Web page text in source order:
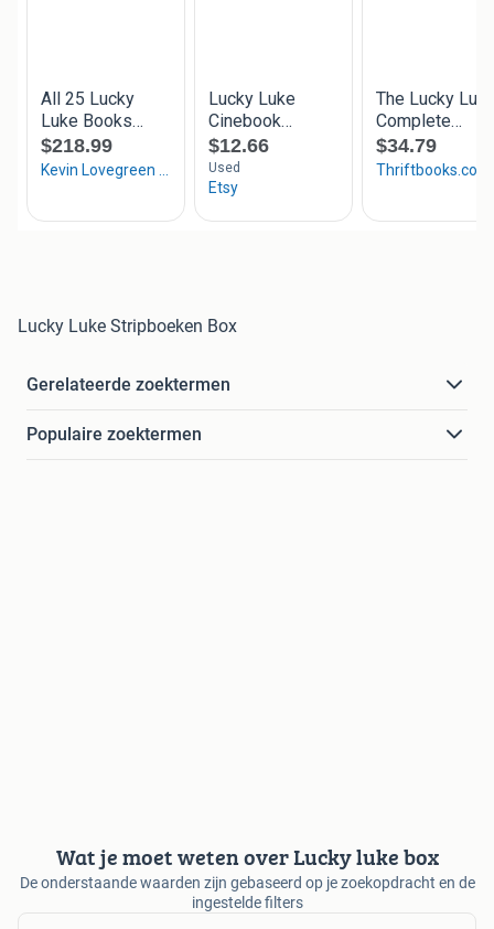
Lucky Luke Stripboeken Box
Gerelateerde zoektermen
Populaire zoektermen
Wat je moet weten over Lucky luke box
De onderstaande waarden zijn gebaseerd op je zoekopdracht en de
ingestelde filters